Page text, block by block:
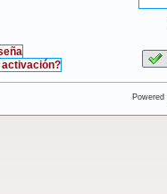
activación?
Powered